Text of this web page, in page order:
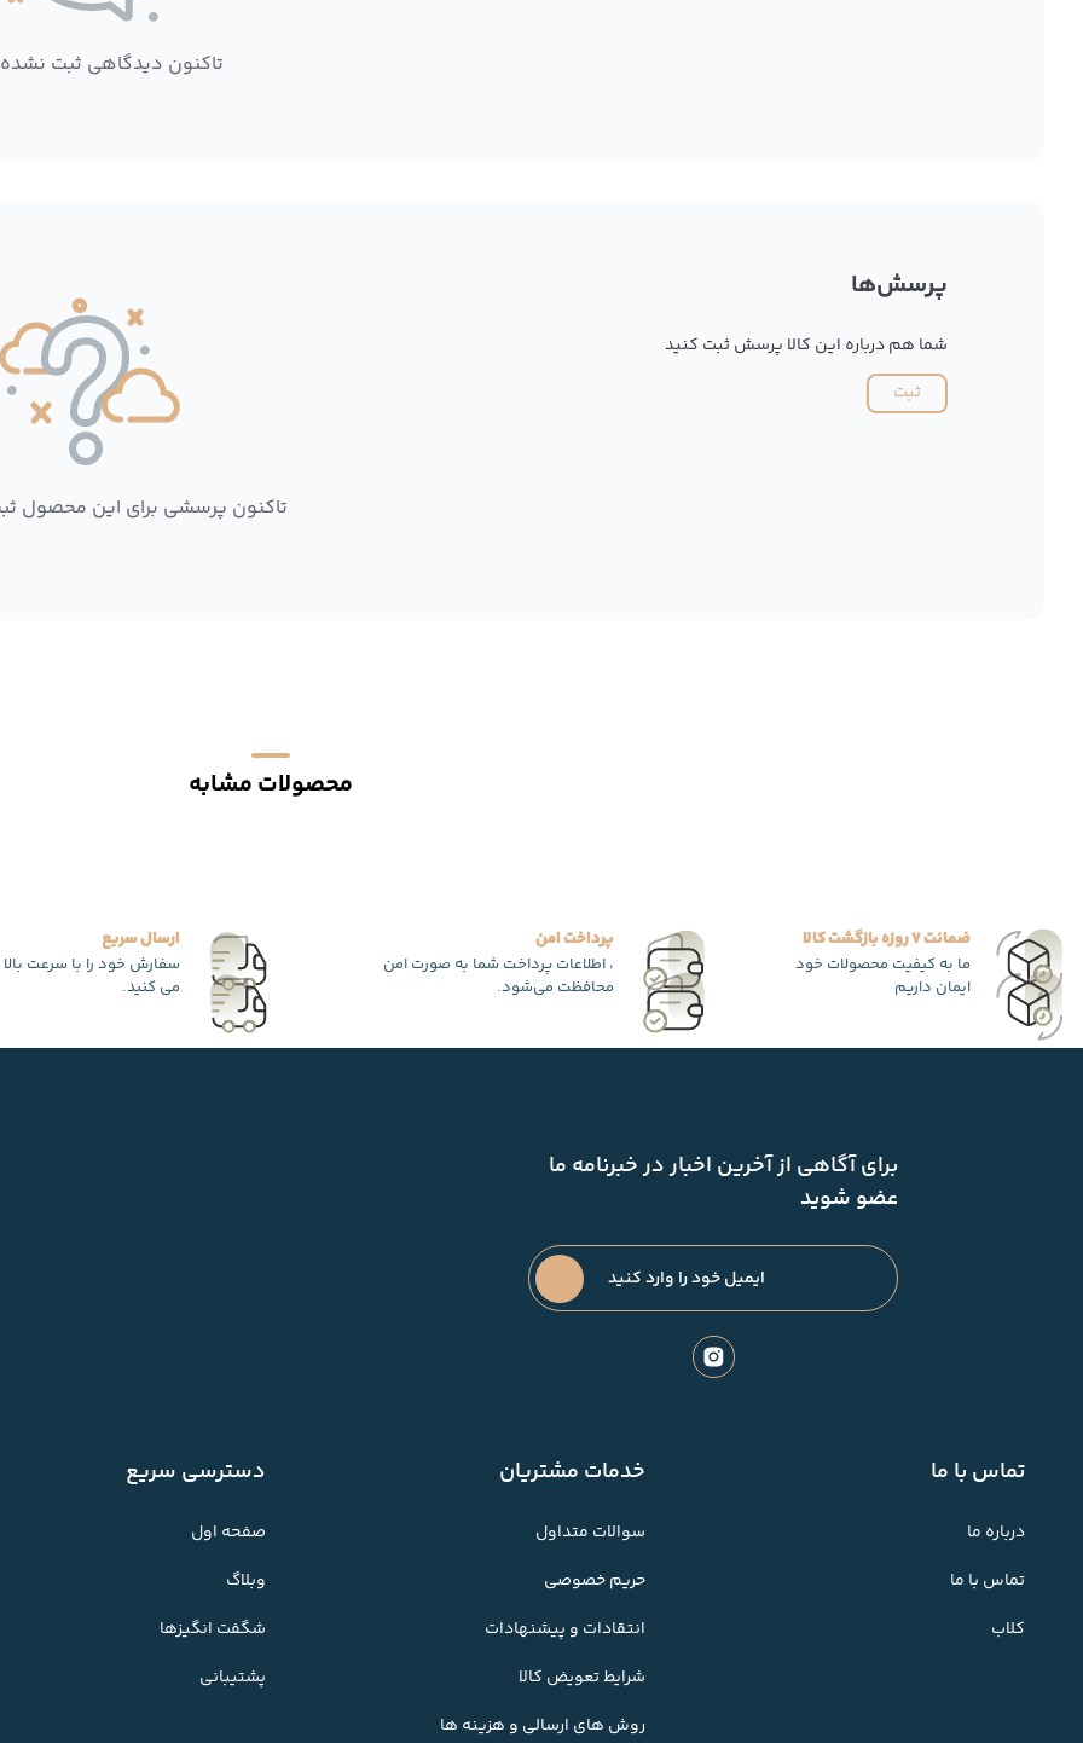
تاکنون دیدگاهی ثبت
پرسش‌ها
شما هم درباره این کالا پرسش ثبت کنید
ثبت
تاکنون پرسشی برای این محصول
محصولات مشابه
ضمانت 7 روزه بازگشت کالا
ما به کیفیت محصولات خود
ایمان داریم
پرداخت امن
، اطلاعات پرداخت شما به صورت امن
محافظت می‌شود.
ارسال سریع
سفارش خود را با سرعت
می کنید.
برای آگاهی از آخرین اخبار در خبرنامه ما
عضو شوید
تماس با ما
درباره ما
تماس با ما
کلاب
خدمات مشتریان
سوالات متداول
حریم خصوصی
انتقادات و پیشنهادات
شرایط تعویض کالا
روش های ارسالی و هزینه ها
دسترسی سریع
صفحه اول
وبلاگ
شگفت انگیزها
پشتیبانی